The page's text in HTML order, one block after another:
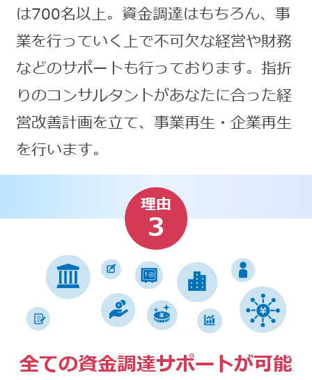
は700名以上。資金調達はもちろん、事
業を行っていく上で不可欠な経営や財務
などのサポートも行っております。指折
りのコンサルタントがあなたに合った経
営改善計画を立て、事業再生・企業再生
を行います。
理由
3
全ての資金調達サポートが可能